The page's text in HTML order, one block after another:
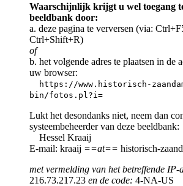
Waarschijnlijk krijgt u wel toegang
beeldbank door:
a. deze pagina te verversen (via:
Ctrl+Shift+R)
of
b. het volgende adres te plaatsen in de
uw browser:
https://www.historisch-
bin/fotos.pl?i=
Lukt het desondanks niet, neem dan
systeembeheerder van deze beeldbank:
Hessel Kraaij
E-mail: kraaij ==at== historisch-
met vermelding van het betreffende IP-
216.73.217.23 en de code: 4-NA-US